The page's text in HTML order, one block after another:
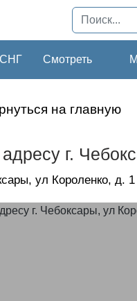
СНГ Смотреть
на главную
г.
ул Короленко, д. 1